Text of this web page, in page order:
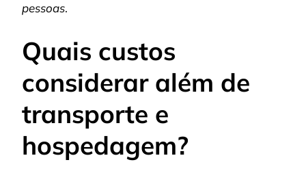
pessoas.
Quais custos
considerar além de
transporte e
hospedagem?